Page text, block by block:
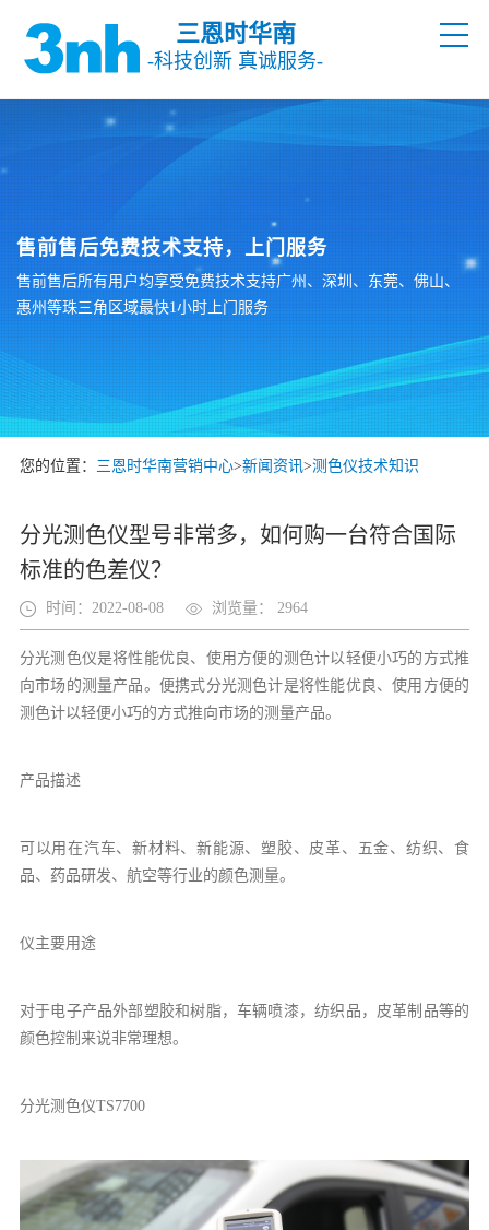
三恩时华南
-科技创新 真诚服务-
售前售后免费技术支持，上门服务
售前售后所有用户均享受免费技术支持广州、深圳、东莞、佛山、
惠州等珠三角区域最快1小时上门服务
您的位置： 三恩时华南营销中心>新闻资讯>测色仪技术知识
分光测色仪型号非常多，如何购一台符合国际
标准的色差仪？
时间：2022-08-08 浏览量： 2964
分光测色仪是将性能优良、使用方便的测色计以轻便小巧的方式推
向市场的测量产品。便携式分光测色计是将性能优良、使用方便的
测色计以轻便小巧的方式推向市场的测量产品。
产品描述
可以用在汽车、新材料、新能源、塑胶、皮革、五金、纺织、食
品、药品研发、航空等行业的颜色测量。
仪主要用途
对于电子产品外部塑胶和树脂，车辆喷漆，纺织品，皮革制品等的
颜色控制来说非常理想。
分光测色仪TS7700